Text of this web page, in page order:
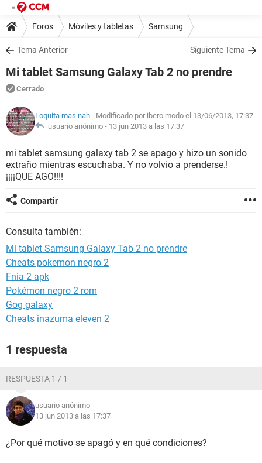
Foros Móviles y tabletas Samsung
Tema Anterior Siguiente Tema
Mi tablet Samsung Galaxy Tab 2 no prendre
Cerrado
Loquita mas nah - Modificado por ibero.modo el 13/06/2013, 17:37
usuario anónimo - 13 jun 2013 a las 17:37
mi tablet samsung galaxy tab 2 se apago y hizo un sonido
extraño mientras escuchaba. Y no volvio a prenderse.!
¡¡¡¡QUE AGO!!!!
Compartir
Consulta también:
Mi tablet Samsung Galaxy Tab 2 no prendre
Cheats pokemon negro 2
Fnia 2 apk
Pokémon negro 2 rom
Gog galaxy
Cheats inazuma eleven 2
1 respuesta
RESPUESTA 1 / 1
usuario anónimo
13 jun 2013 a las 17:37
¿Por qué motivo se apagó y en qué condiciones?